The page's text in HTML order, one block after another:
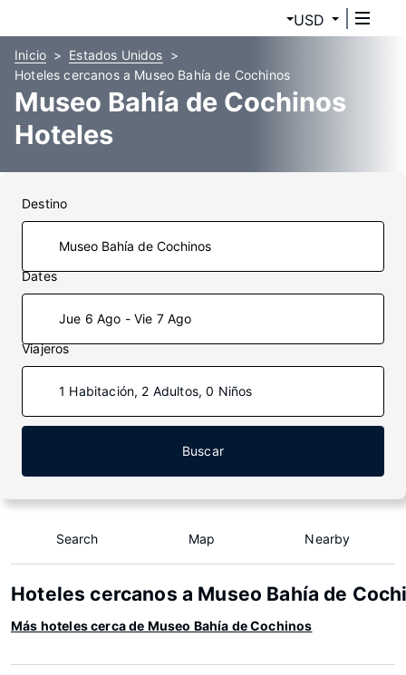
USD
Inicio
Estados Unidos
Hoteles cercanos a Museo Bahía de Cochinos
Museo Bahía de Cochinos
Hoteles
Destino
Dates
Jue 6 Ago - Vie 7 Ago
Viajeros
1 Habitación, 2 Adultos, 0 Niños
Buscar
Search Map Nearby
Hoteles cercanos a Museo Bahía de
Más hoteles cerca de Museo Bahía de Cochinos